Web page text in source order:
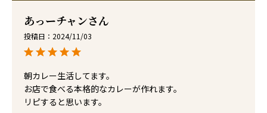
あっーチャン
投稿日 2024/11/03
朝カレー生活してます。
お店で食べる本格的なカレーが作れます。
リピすると思います。